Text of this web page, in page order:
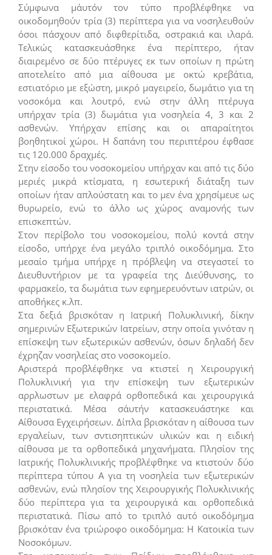
Σύμφωνα μ΄αυτόν τον τύπο προβλέφθηκε να
οικοδομηθούν τρία (3) περίπτερα για να νοσηλευθούν
όσοι πάσχουν από διφθερίτιδα, οστρακιά και ιλαρά.
Τελικώς κατασκευάσθηκε ένα περίπτερο, ήταν
διαιρεμένο σε δύο πτέρυγες εκ των οποίων η πρώτη
αποτελείτο από μια αίθουσα με οκτώ κρεβάτια,
εστιατόριο με εξώστη, μικρό μαγειρείο, δωμάτιο για τη
νοσοκόμα και λουτρό, ενώ στην άλλη πτέρυγα
υπήρχαν τρία (3) δωμάτια για νοσηλεία 4, 3 και 2
ασθενών. Υπήρχαν επίσης και οι απαραίτητοι
βοηθητικοί χώροι. Η δαπάνη του περιπτέρου έφθασε
τις 120.000 δραχμές.
Στην είσοδο του νοσοκομείου υπήρχαν και από τις δύο
μεριές μικρά κτίσματα, η εσωτερική διάταξη των
οποίων ήταν απλούστατη και το μεν ένα χρησίμευε ως
θυρωρείο, ενώ το άλλο ως χώρος αναμονής των
επισκεπτών.
Στον περίβολο του νοσοκομείου, πολύ κοντά στην
είσοδο, υπήρχε ένα μεγάλο τριπλό οικοδόμημα. Στο
μεσαίο τμήμα υπήρχε η πρόβλεψη να στεγαστεί το
Διευθυντήριον με τα γραφεία της Διεύθυνσης, το
φαρμακείο, τα δωμάτια των εφημερευόντων ιατρών, οι
αποθήκες κ.λπ.
Στα δεξιά βρισκόταν η Ιατρική Πολυκλινική, δίκην
σημερινών Εξωτερικών Ιατρείων, στην οποία γινόταν η
επίσκεψη των εξωτερικών ασθενών, όσων δηλαδή δεν
έχρηζαν νοσηλείας στο νοσοκομείο.
Αριστερά προβλέφθηκε να κτιστεί η Χειρουργική
Πολυκλινική για την επίσκεψη των εξωτερικών
αρρλωστων με ελαφρά ορθοπεδικά και χειρουργικά
περιστατικά. Μέσα σ΄αυτήν κατασκευάστηκε και
Αίθουσα Εγχειρήσεων. Δίπλα βρισκόταν η αίθουσα των
εργαλείων, των σντισηπτικών υλικών και η ειδική
αίθουσα με τα ορθοπεδικά μηχανήματα. Πλησίον της
Ιατρικής Πολυκλινικής προβλέφθηκε να κτιστούν δύο
περίπτερα τύπου Α για τη νοσηλεία των εξωτερικών
ασθενών, ενώ πλησίον της Χειρουργικής Πολυκλινικής
δύο περίπτερα για τα χειρουργικά και ορθοπεδικά
περιστατικά. Πίσω από το τριπλό αυτό οικοδόμημα
βρισκόταν ένα τριώροφο οικοδόμημα: Η Κατοικία των
Νοσοκόμων.